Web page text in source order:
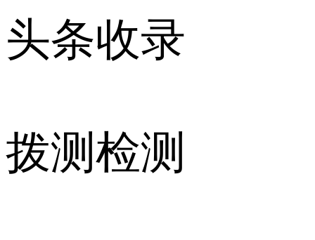
头条收录
拨测检测